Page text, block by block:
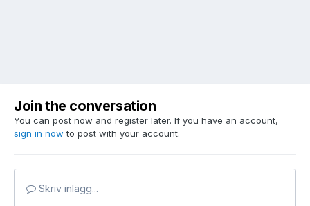
Join the conversation
You can post now and register later. If you have an account,
sign in now to post with your account.
Skriv inlägg...